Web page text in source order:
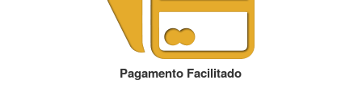
Pagamento Facilitado